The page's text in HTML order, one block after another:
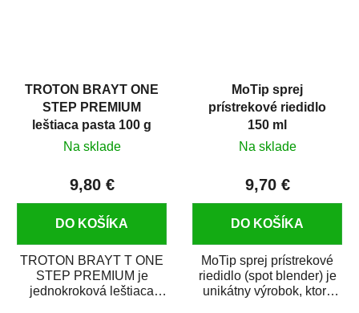
TROTON BRAYT ONE
STEP PREMIUM
leštiaca pasta 100 g
Na sklade
9,80 €
DO KOŠÍKA
TROTON BRAYT T ONE
STEP PREMIUM je
jednokroková leštiaca
MoTip sprej
prístrekové riedidlo
150 ml
Na sklade
9,70 €
DO KOŠÍKA
MoTip sprej prístrekové
riedidlo (spot blender) je
unikátny výrobok, ktorý